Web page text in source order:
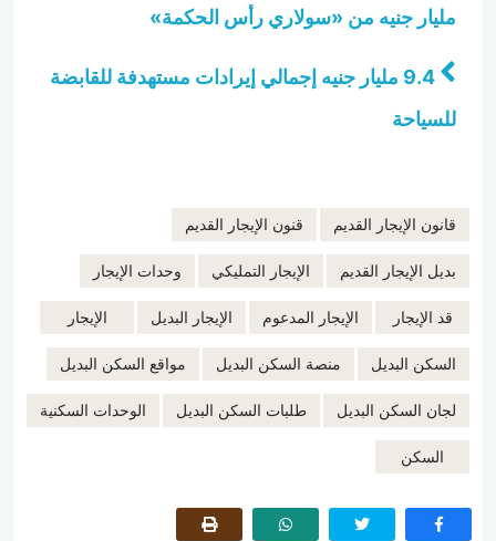
مليار جنيه من «سولاري رأس الحكمة»
9.4 مليار جنيه إجمالي إيرادات مستهدفة للقابضة
للسياحة
قانون الإيجار القديم قنون الإيجار القديم
بديل الإيجار القديم الإيجار التمليكي وحدات الإيجار
قد الإيجار الإيجار المدعوم الإيجار البديل الإيجار
السكن البديل منصة السكن البديل مواقع السكن البديل
لجان السكن البديل طلبات السكن البديل الوحدات السكنية
السكن